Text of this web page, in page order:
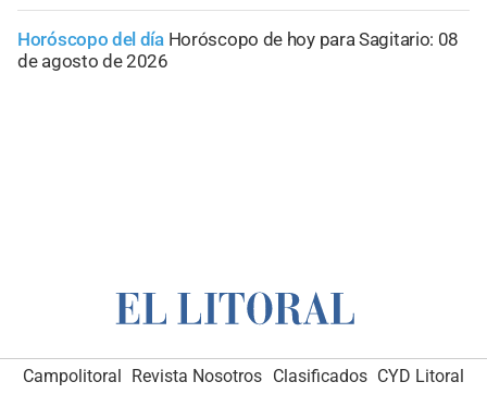
Horóscopo del día Horóscopo de hoy para Sagitario: 08
de agosto de 2026
Campolitoral Revista Nosotros Clasificados CYD Litoral